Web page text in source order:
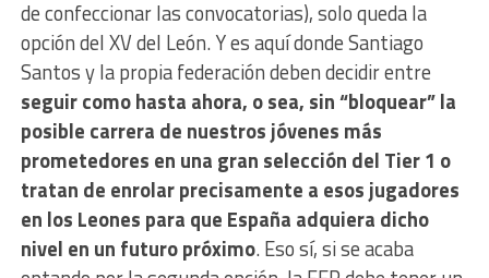
de confeccionar las convocatorias), solo queda la
opción del XV del León. Y es aquí donde Santiago
Santos y la propia federación deben decidir entre
seguir como hasta ahora, o sea, sin “bloquear” la
posible carrera de nuestros jóvenes más
prometedores en una gran selección del Tier 1 o
tratan de enrolar precisamente a esos jugadores
en los Leones para que España adquiera dicho
nivel en un futuro próximo. Eso sí, si se acaba